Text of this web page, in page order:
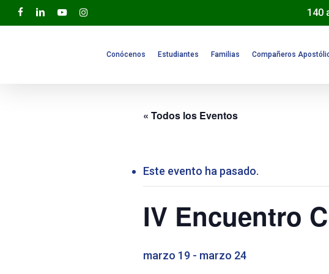
Skipfacebooklinkedinyoutubeinstagram 140
Conócenos Estudiantes Familias Compañeros
« Todos los Eventos
Este evento ha pasado.
IV Encuentro
marzo 19 - marzo 24